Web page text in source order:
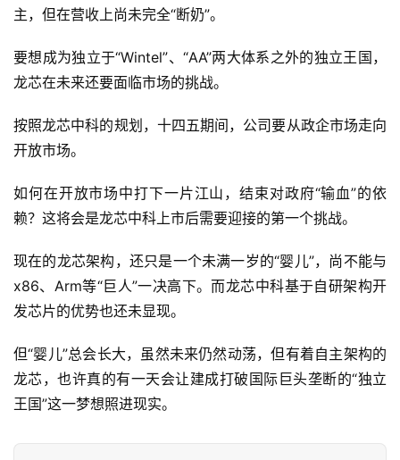
主，但在营收上尚未完全“断奶”。
要想成为独立于“Wintel”、“AA”两大体系之外的独立王国，
龙芯在未来还要面临市场的挑战。
按照龙芯中科的规划，十四五期间，公司要从政企市场走向
开放市场。
如何在开放市场中打下一片江山，结束对政府“输血”的依
赖？这将会是龙芯中科上市后需要迎接的第一个挑战。
现在的龙芯架构，还只是一个未满一岁的“婴儿”，尚不能与
x86、Arm等“巨人”一决高下。而龙芯中科基于自研架构开
发芯片的优势也还未显现。
但“婴儿”总会长大，虽然未来仍然动荡，但有着自主架构的
龙芯，也许真的有一天会让建成打破国际巨头垄断的“独立
王国”这一梦想照进现实。